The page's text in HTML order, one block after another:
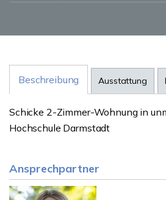
Beschreibung Ausstattung
Schicke 2-Zimmer-Wohnung in
Hochschule Darmstadt
Ansprechpartner